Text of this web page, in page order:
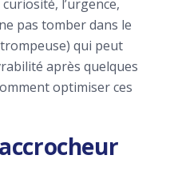
l’urgence,
pas tomber dans le
trompeuse) qui peut
après quelques
optimiser ces